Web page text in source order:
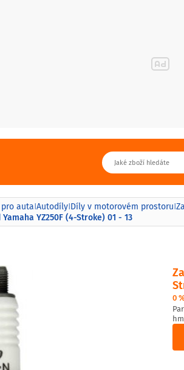
auta|Autodíly|Díly v motorovém prostoru|
YZ250F (4-Stroke) 01 - 13
0